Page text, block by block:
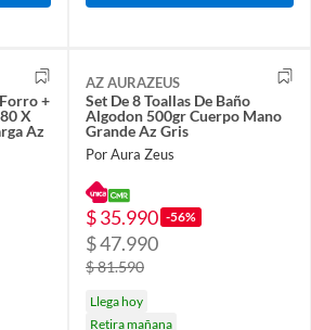
+
X
Az
AZ AURAZEUS
Set De 8 Toallas De Baño
Algodon 500gr Cuerpo Mano
Grande Az Gris
Por Aura Zeus
$ 35.990 -56%
$ 47.990
$ 81.590
Llega hoy
Retira mañana